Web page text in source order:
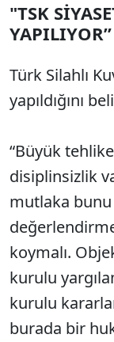
"TSK
YAPILIYOR”
Türk Silahlı
yapıldığını
“Büyük
disiplinsizlik
mutlaka
koymalı.
kurulu
kurulu
burada bir